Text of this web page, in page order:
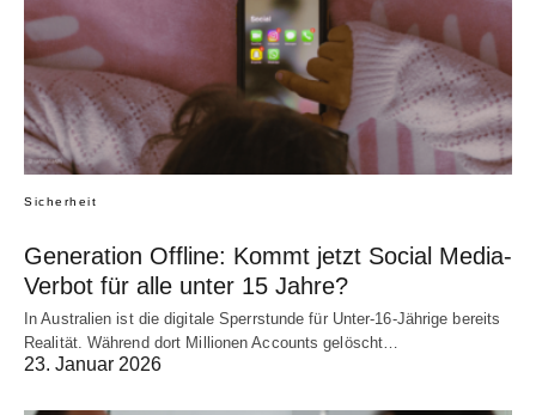
Sicherheit
Generation Offline: Kommt jetzt Social Media-
Verbot für alle unter 15 Jahre?
In Australien ist die digitale Sperrstunde für Unter-16-Jährige bereits
Realität. Während dort Millionen Accounts gelöscht…
23. Januar 2026